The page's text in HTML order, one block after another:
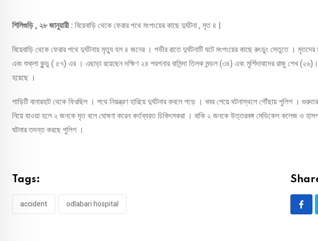
শিলিগুড়ি , ২৮ জানুয়ারী : বিয়েবাড়ি থেকে ফেরার পথে মংপংয়ের কাছে দুর্ঘটনা , মৃত ৪ |
বিয়েবাড়ি থেকে ফেরার পথে দুর্ঘটনায় মৃত্যু হল ৪ জনের । গভীর রাতে দুর্ঘটনাটি ঘটে মংপংয়ের কাছে রুংডুং সেতুতে ।
এবং শুক্লা কুন্ডু ( ৫৭) এর । এছাড়া রয়েছেন দক্ষিণ ২৪ পরগনার বাসিন্দা তিলক মন্ডল (৩৪) এবং মুর্শিদাবাদের রাজু শেখ
হয়েছে ।
গাড়িটি বানারহাট থেকে ফিরছিল । পথে নিয়ন্ত্রণ হারিয়ে দুর্ঘটনার কবলে পড়ে । খবর পেয়ে ঘটনাস্থলে পৌঁছায় পুলিশ ।
নিয়ে যাওয়া হলে ২ জনকে মৃত বলে ঘোষণা করেন কর্তব্যরত চিকিৎসকরা । বাকি ২ জনকে উত্তরবঙ্গ মেডিকেল কলেজ ও
ঘটনার তদন্ত করছে পুলিশ ।
Tags:
accident odlabari hospital